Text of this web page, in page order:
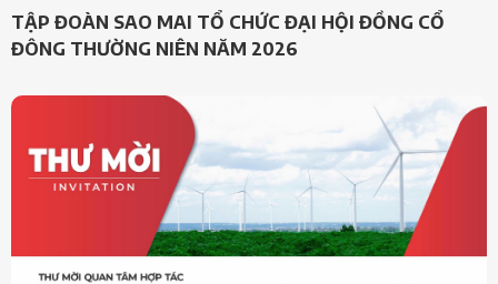
TẬP ĐOÀN SAO MAI TỔ CHỨC ĐẠI HỘI ĐỒNG CỔ
ĐÔNG THƯỜNG NIÊN NĂM 2026